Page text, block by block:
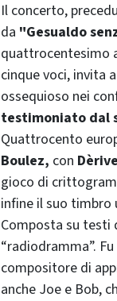
Il concerto,
da "Gesualdo
quattrocentesimo
cinque voci, invita
ossequioso nei
testimoniato dal
Quattrocento
Boulez, con
gioco di
infine il suo timbro
Composta su testi
“radiodramma”.
compositore di
anche Joe e Bob,